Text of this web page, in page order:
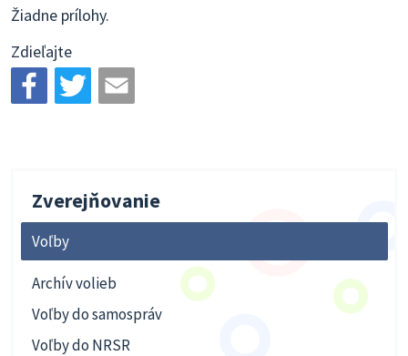
Žiadne prílohy.
Zdieľajte
Zverejňovanie
Voľby
Archív volieb
Voľby do samospráv
Voľby do NRSR